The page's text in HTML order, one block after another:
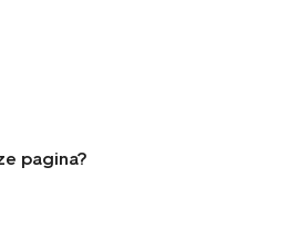
pagina?